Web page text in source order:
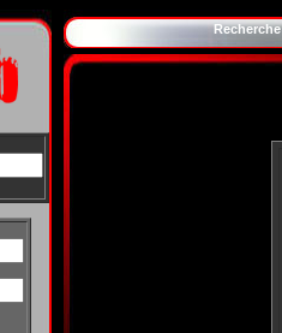
Recherche